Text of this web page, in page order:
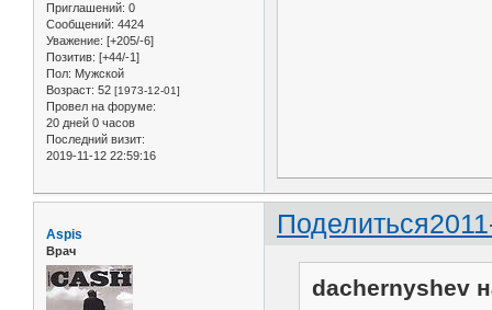
Приглашений: 0
Сообщений: 4424
Уважение: [+205/-6]
Позитив: [+44/-1]
Пол: Мужской
Возраст: 52 [1973-12-01]
Провел на форуме:
20 дней 0 часов
Последний визит:
2019-11-12 22:59:16
Поделиться
Aspis
Врач
dachernyshev